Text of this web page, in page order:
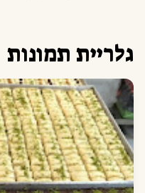
גלריית תמונות